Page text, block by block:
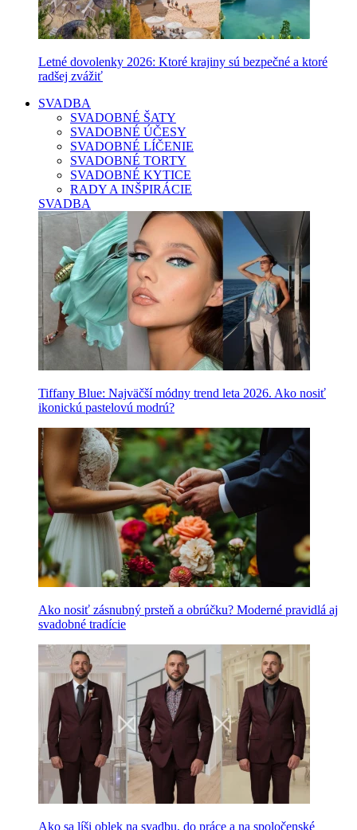
Letné dovolenky 2026: Ktoré krajiny sú bezpečné a ktoré
radšej zvážiť
SVADBA
SVADOBNÉ ŠATY
SVADOBNÉ ÚČESY
SVADOBNÉ LÍČENIE
SVADOBNÉ TORTY
SVADOBNÉ KYTICE
RADY A INŠPIRÁCIE
SVADBA
Tiffany Blue: Najväčší módny trend leta 2026. Ako nosiť
ikonickú pastelovú modrú?
Ako nosiť zásnubný prsteň a obrúčku? Moderné pravidlá aj
svadobné tradície
Ako sa líši oblek na svadbu, do práce a na spoločenské